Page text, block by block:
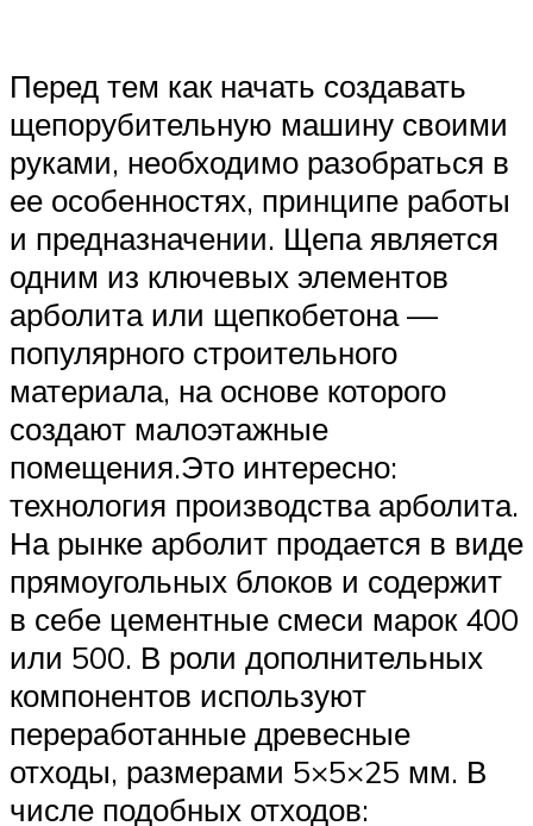
Перед тем как начать создавать
щепорубительную машину своими
руками, необходимо разобраться в
ее особенностях, принципе работы
и предназначении. Щепа является
одним из ключевых элементов
арболита или щепкобетона —
популярного строительного
материала, на основе которого
создают малоэтажные
помещения.Это интересно:
технология производства арболита.
На рынке арболит продается в виде
прямоугольных блоков и содержит
в себе цементные смеси марок 400
или 500. В роли дополнительных
компонентов используют
переработанные древесные
отходы, размерами 5×5×25 мм. В
числе подобных отходов: